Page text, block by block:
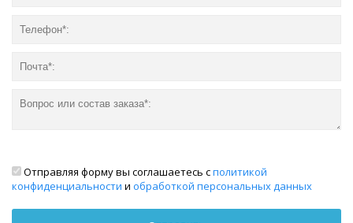
Отправляя форму вы соглашаетесь сполитикой
конфиденциальности и обработкой персональных данных